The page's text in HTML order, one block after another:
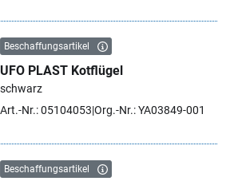
Beschaffungsartikel
UFO PLAST Kotflügel
schwarz
Art.-Nr.: 05104053 Org.-Nr.: YA03849-001
Beschaffungsartikel